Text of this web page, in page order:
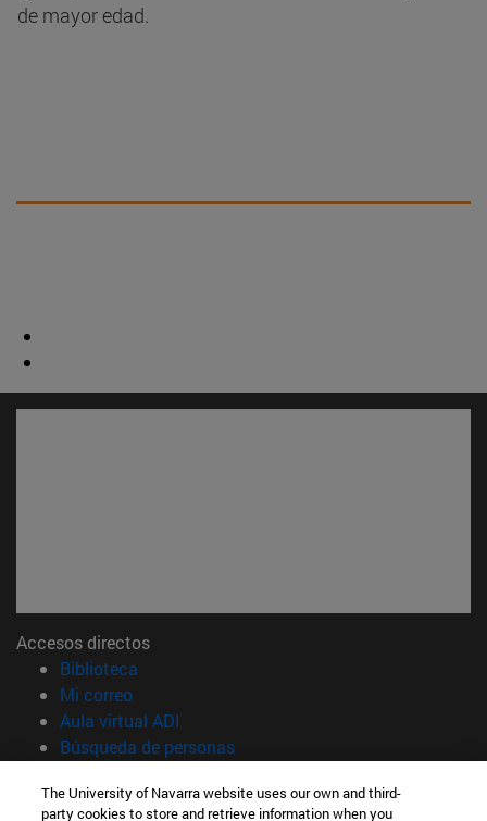
de mayor edad.
Accesos directos
Biblioteca
Mi correo(abre en nueva ventana)
Aula virtual ADI
Búsqueda de personas(abre en nueva ventana)
Información
The University of Navarra website uses our own and third-
party cookies to store and retrieve information when you